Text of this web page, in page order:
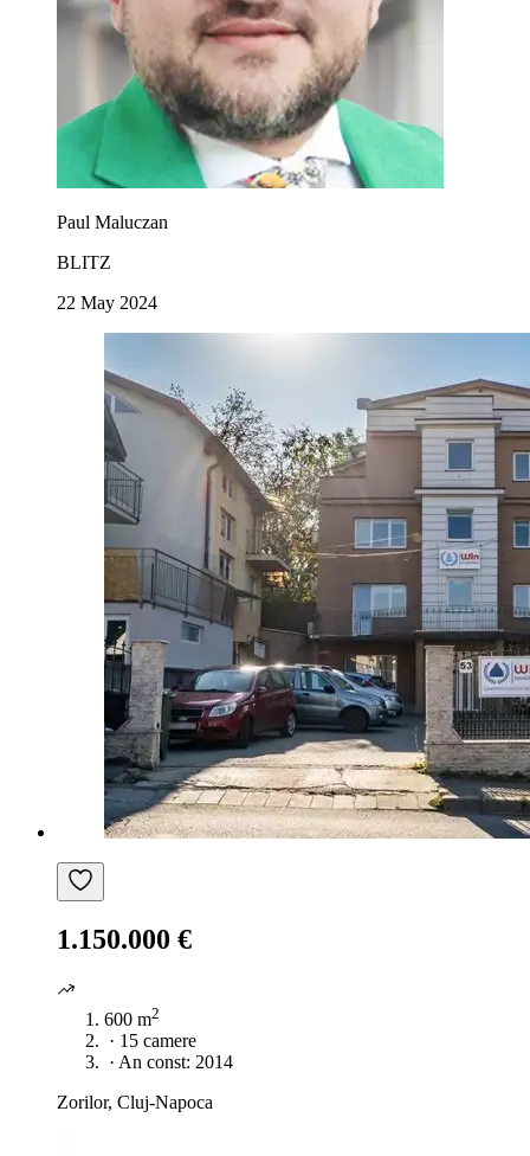
Paul Maluczan
BLITZ
22 May 2024
1.150.000 €
600 m2
· 15 camere
· An const: 2014
Zorilor, Cluj-Napoca